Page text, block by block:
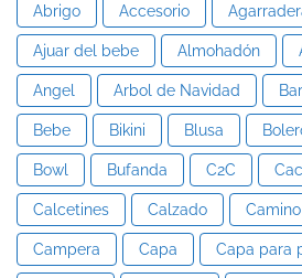
Abrigo Accesorio
Ajuar del bebe Almohadón
Angel Arbol de Navidad
Bebe Bikini Blusa
Bowl Bufanda C2C
Calcetines Calzado
Campera Capa Capa para